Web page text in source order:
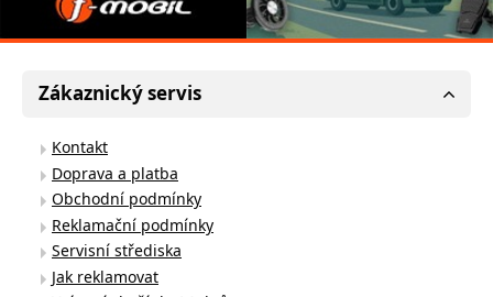
Zákaznický servis
Kontakt
Doprava a platba
Obchodní podmínky
Reklamační podmínky
Servisní střediska
Jak reklamovat